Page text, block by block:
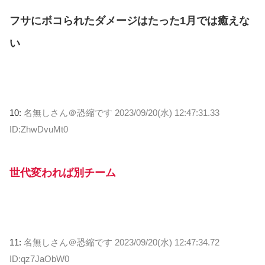
フサにボコられたダメージはたった1月では癒えな
い
10: 名無しさん＠恐縮です 2023/09/20(水) 12:47:31.33
ID:ZhwDvuMt0
世代変われば別チーム
11: 名無しさん＠恐縮です 2023/09/20(水) 12:47:34.72
ID:qz7JaObW0